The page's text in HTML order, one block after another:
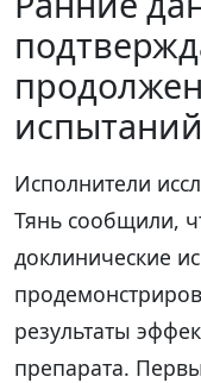
испытаний
Исполнители
Тянь сообщили,
доклинические
результаты
препарата.